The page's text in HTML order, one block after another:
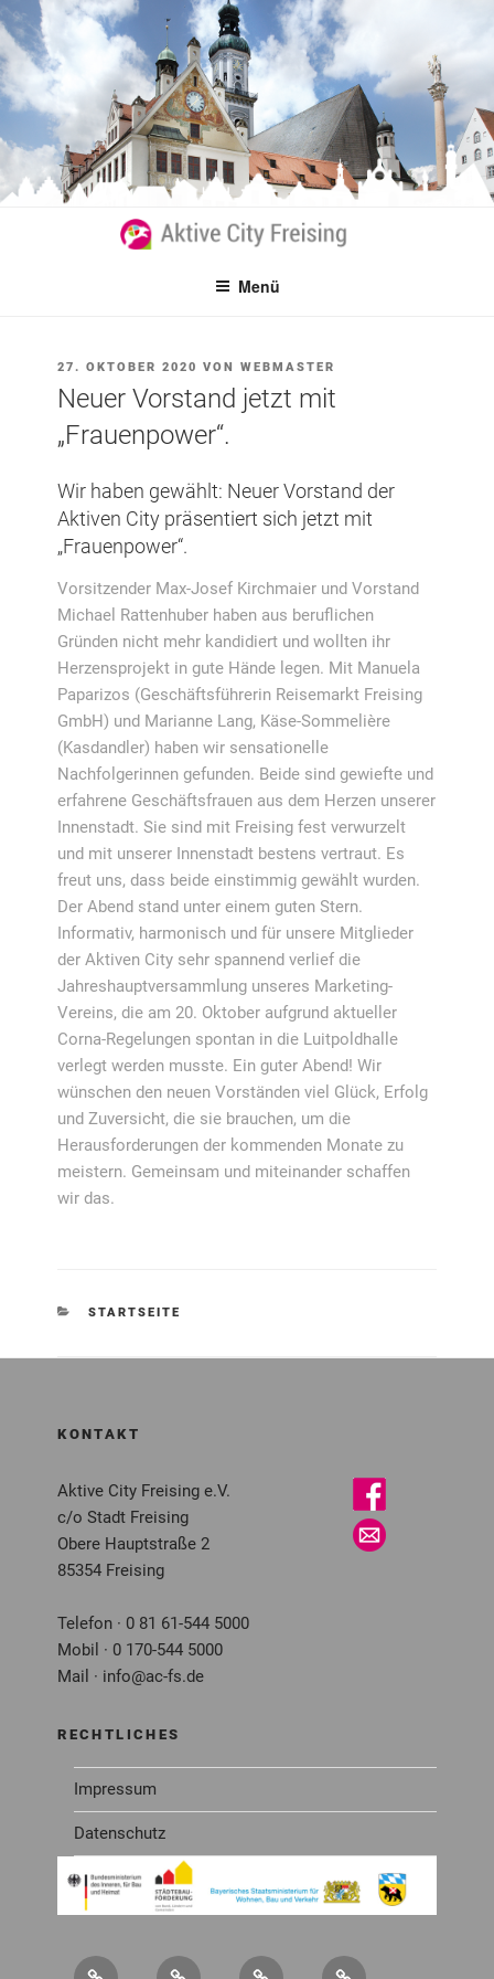
Zum
Inhalt
springen
Menü
VERÖFFENTLICHT
AM
27. OKTOBER 2020 VONWEBMASTER
Neuer Vorstand jetzt mit
„Frauenpower“.
Wir haben gewählt: Neuer Vorstand der
Aktiven City präsentiert sich jetzt mit
„Frauenpower“.
Vorsitzender Max-Josef Kirchmaier und Vorstand
Michael Rattenhuber haben aus beruflichen
Gründen nicht mehr kandidiert und wollten ihr
Herzensprojekt in gute Hände legen. Mit Manuela
Paparizos (Geschäftsführerin Reisemarkt Freising
GmbH) und Marianne Lang, Käse-Sommelière
(Kasdandler) haben wir sensationelle
Nachfolgerinnen gefunden. Beide sind gewiefte und
erfahrene Geschäftsfrauen aus dem Herzen unserer
Innenstadt. Sie sind mit Freising fest verwurzelt
und mit unserer Innenstadt bestens vertraut. Es
freut uns, dass beide einstimmig gewählt wurden.
Der Abend stand unter einem guten Stern.
Informativ, harmonisch und für unsere Mitglieder
der Aktiven City sehr spannend verlief die
Jahreshauptversammlung unseres Marketing-
Vereins, die am 20. Oktober aufgrund aktueller
Corna-Regelungen spontan in die Luitpoldhalle
verlegt werden musste. Ein guter Abend! Wir
wünschen den neuen Vorständen viel Glück, Erfolg
und Zuversicht, die sie brauchen, um die
Herausforderungen der kommenden Monate zu
meistern. Gemeinsam und miteinander schaffen
wir das.
KATEGORIEN
STARTSEITE
KONTAKT
Aktive City Freising e.V.
c/o Stadt Freising
Obere Hauptstraße 2
85354 Freising
Telefon · 0 81 61-544 5000
Mobil · 0 170-544 5000
Mail · info@ac-fs.de
RECHTLICHES
Impressum
Datenschutz
Über Service Newsletter Mitglied